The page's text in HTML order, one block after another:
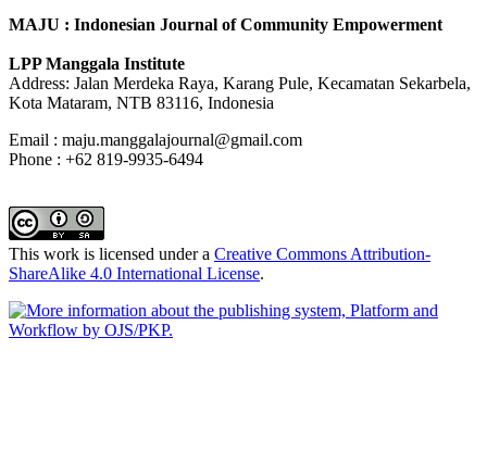
MAJU : Indonesian Journal of Community Empowerment
LPP Manggala Institute
Address: Jalan Merdeka Raya, Karang Pule, Kecamatan Sekarbela,
Kota Mataram, NTB 83116, Indonesia
Email : maju.manggalajournal@gmail.com
Phone : +62 819-9935-6494
This work is licensed under a Creative Commons Attribution-
ShareAlike 4.0 International License.